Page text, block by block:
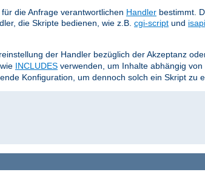
die Anfrage verantwortlichen Handler bestimmt.
die Skripte bedienen, wie z.B. cgi-script und
der Handler bezüglich der Akzeptanz
wie INCLUDES verwenden, um Inhalte abhängig von
Konfiguration, um dennoch solch ein Skript zu